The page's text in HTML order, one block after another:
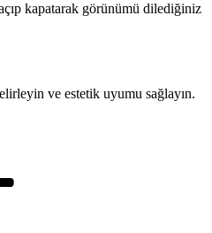
kapatarak görünümü dilediğiniz
ve estetik uyumu sağlayın.